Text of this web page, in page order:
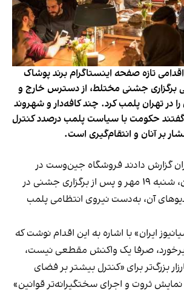
تازه صفحه اینستاگرام برند پوشاک
برگزاری جشنی مختلط، از دسترس خارج و
در تهران پلمب کرد. چند کافه‌‌دار و شهروند
گفتند حکومت با سیاست پلمب درصدد کنترل
بر آنان و انتقام‌گیری است.
گزارش دادند فروشگاه جین‌وست در
خیابان فرشته تهران، شنبه ۱۹ مهر و پس از برگزاری جشنی در
آن، به‌دست نیروی انتظامی پلمب
ایران» با اشاره به این اقدام نوشت که
صرفا یک واکنش مقطعی نیست،
بزرگ‌تر برای «کنترل بیشتر بر فضای
نمایش ثروت و اجرای سختگیرانه‌تر قوانین»